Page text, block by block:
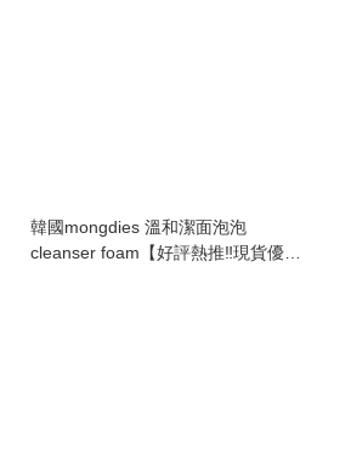
韓國mongdies 溫和潔面泡泡
cleanser foam【好評熱推‼️現貨優